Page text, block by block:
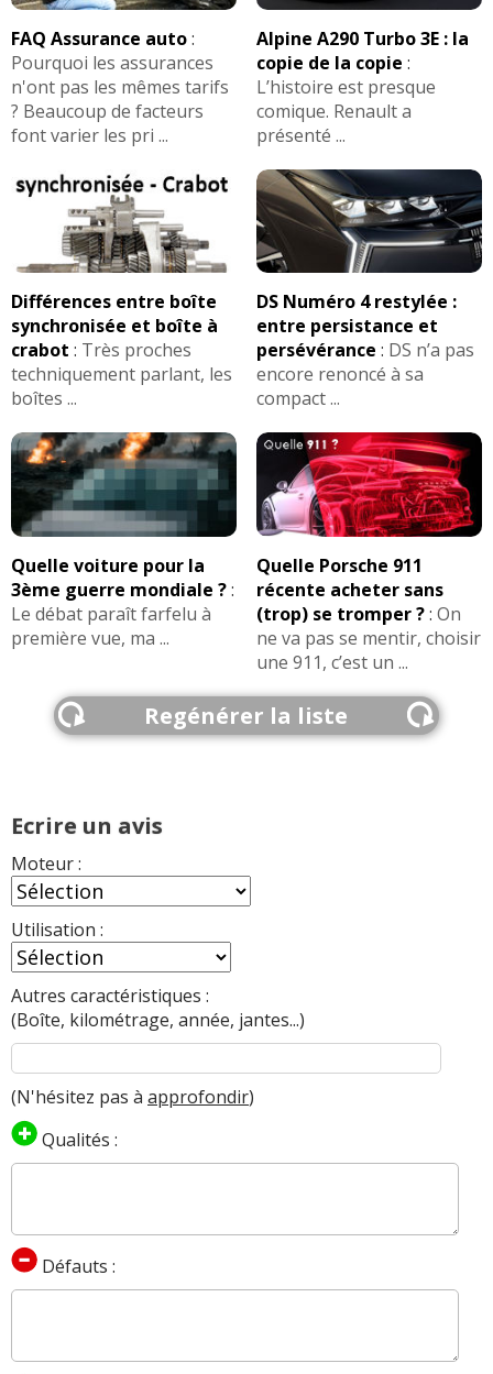
FAQ Assurance auto:
Pourquoi les assurances
n'ont pas les mêmes tarifs
? Beaucoup de facteurs
font varier les pri ...
Alpine A290 Turbo 3E : la
copie de la copie :
L’histoire est presque
comique. Renault a
présenté ...
Différences entre boîte
synchronisée et boîte à
crabot : Très proches
techniquement parlant, les
boîtes ...
DS Numéro 4 restylée :
entre persistance et
persévérance : DS n’a pas
encore renoncé à sa
compact ...
Quelle voiture pour la
3ème guerre mondiale ?:
Le débat paraît farfelu à
première vue, ma ...
Quelle Porsche 911
récente acheter sans
(trop) se tromper ?: On
ne va pas se mentir, choisir
une 911, c’est un ...
Regénérer la liste
Ecrire un avis
Moteur :
Utilisation :
Autres caractéristiques :
(Boîte, kilométrage, année, jantes...)
(N'hésitez pas à approfondir)
Qualités :
Défauts :